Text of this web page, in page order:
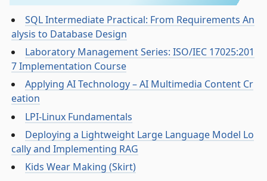
SQL Intermediate Practical: From Requirements An
alysis to Database Design
Laboratory Management Series: ISO/IEC 17025:201
7 Implementation Course
Applying AI Technology – AI Multimedia Content Cr
eation
LPI-Linux Fundamentals
Deploying a Lightweight Large Language Model Lo
cally and Implementing RAG
Kids Wear Making (Skirt)